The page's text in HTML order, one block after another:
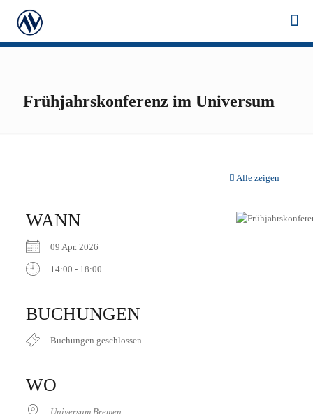
Frühjahrskonferenz im Universum
Alle zeigen
WANN
09 Apr. 2026
14:00 - 18:00
BUCHUNGEN
Buchungen geschlossen
WO
Universum Bremen